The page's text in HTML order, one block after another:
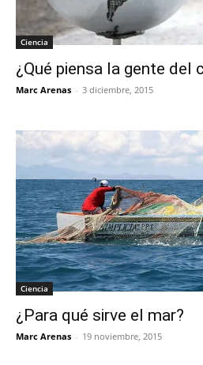
Ciencia
¿Qué piensa la gente del
Marc Arenas - 3 diciembre, 2015
Ciencia
¿Para qué sirve el mar?
Marc Arenas - 19 noviembre, 2015